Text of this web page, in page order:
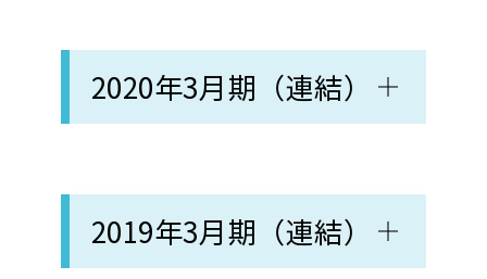
2020年3月期（連結）
2019年3月期（連結）